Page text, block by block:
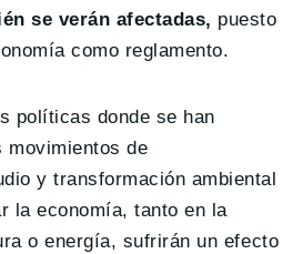
se verán afectadas, puesto
como reglamento.
políticas donde se han
movimientos de
y transformación ambiental
la economía, tanto en la
o energía, sufrirán un efecto